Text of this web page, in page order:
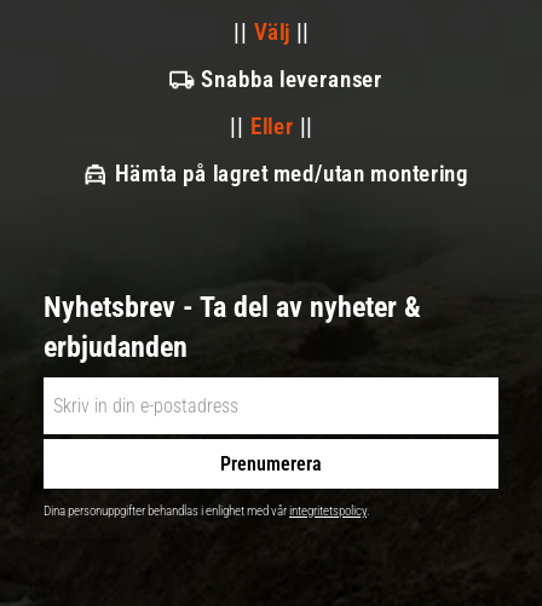
|| Välj ||
Snabba leveranser
|| Eller ||
Hämta på lagret med/utan montering
Nyhetsbrev - Ta del av nyheter &
erbjudanden
Prenumerera
Dina personuppgifter behandlas i enlighet med vårintegritetspolicy.